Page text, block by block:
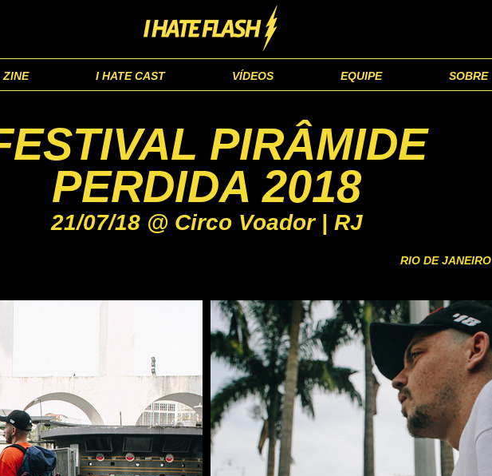
ZINE I HATE CAST VÍDEOS EQUIPE SOBRE
PIRÂMIDE
PERDIDA 2018
21/07/18 @ Circo Voador | RJ
RIO DE JANEIRO